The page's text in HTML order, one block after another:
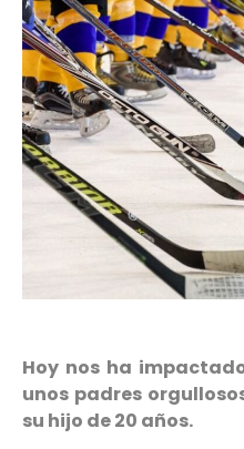
Hoy nos ha
unos padres
su hijo de 20 años.